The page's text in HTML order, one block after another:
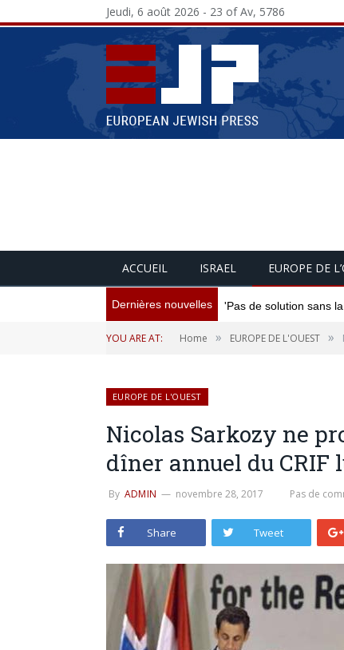
Jeudi, 6 août 2026 - 23 of Av, 5786
ACCUEIL ISRAEL EUROPE DE
Dernières nouvelles 'Pas de solution sans
YOU ARE AT: Home » EUROPE DE L'OUEST »
EUROPE DE L'OUEST
Nicolas Sarkozy ne
dîner annuel du CRIF
By ADMIN novembre 28, 2017 Pas de
Share Tweet